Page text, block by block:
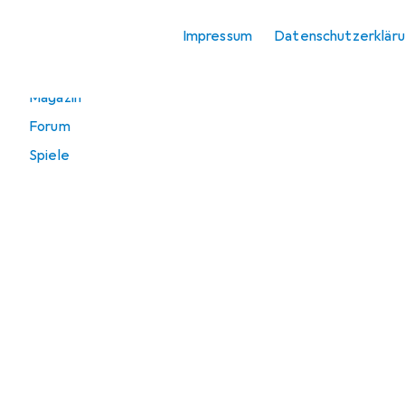
Impressum
Magazin
Forum
Spiele